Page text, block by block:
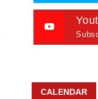
CALENDAR